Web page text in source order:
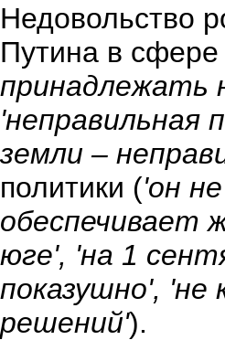
Недовольство
Путина в сфере
принадлежать
'неправильная
земли –
политики ('он
обеспечивает
юге', 'на 1
показушно', 'не
решений').